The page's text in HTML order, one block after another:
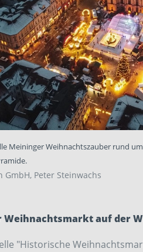
Meininger Weihnachtszauber rund
GmbH, Peter Steinwachs
Weihnachtsmarkt auf der
"Historische